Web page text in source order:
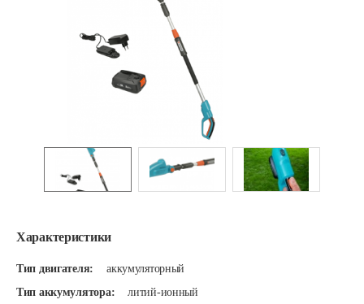
Характеристики
Тип двигателя:
аккумуляторный
Тип аккумулятора:
литий-ионный